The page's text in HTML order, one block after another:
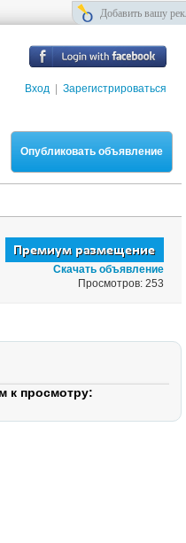
Вход Зарегистрироваться
Опубликовать объявление
Скачать объявление
Просмотров: 253
Добавить вашу
к просмотру: